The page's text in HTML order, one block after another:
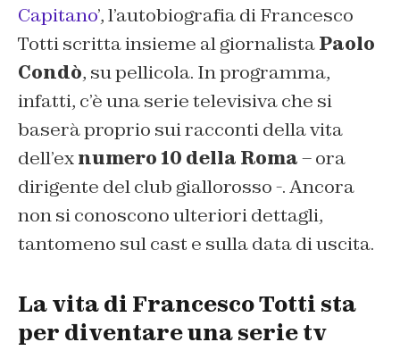
Capitano’, l’autobiografia di Francesco
Totti scritta insieme al giornalistaPaolo
Condò, su pellicola. In programma,
infatti, c’è una serie televisiva che si
baserà proprio sui racconti della vita
dell’exnumero 10 della Roma– ora
dirigente del club giallorosso -. Ancora
non si conoscono ulteriori dettagli,
tantomeno sul cast e sulla data di uscita.
La vita di Francesco Totti sta
per diventare una serie tv